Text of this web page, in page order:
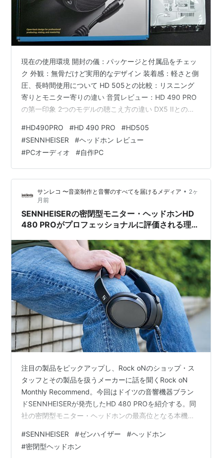
現在の使用環境 開封の儀：パッケージと付属品をチェッ
ク 外観：無骨だけど実用的なデザイン 装着感：軽さと側
圧、長時間使用について HD 505との比較：リスニング
寄りとモニター寄りの違い 音質レビュー：HD 490 PRO
の第一印象 2つのモデルの聴こえ方の違い DX5 IIとの相
PROを追加してどうだったか 現在の使用環境 現在のPC
オーディオ環境は以下の通りです。 PC：自作PC マザー
ボード：ASUS ROG STRIX X870-A GAMING WIFI DAC
アンプ：TOPPING DX5 II スピーカー：Kanto …
#HD490PRO #HD 490 PRO #HD505
#SENNHEISER #ヘッドホン レビュー
#PCオーディオ #自作PC
サンレコ 〜音楽制作と音響のすべてを届けるメディア • 2ヶ
月前
SENNHEISERの密閉型モニター・ヘッドホンHD
480 PROがプロフェッショナルに評価される理由
注目の製品をピックアップし、Rock oNのショップ・ス
タッフとその製品を扱うメーカーに話を聞くRock oN
Monthly Recommend。今回はドイツの音響機器ブラン
ドSENNHEISERが発売したHD 480 PROを紹介する。同
社の密閉型モニター・ヘッドホンの最高位となる本機の
Rock oNの多田純氏に語ってもらった。 Text：Daisuke
Ito（Caminari INC） Photo：Chika Suzuki（except
#SENNHEISER #ゼンハイザー #ヘッドホン
#密閉型ヘッドホン